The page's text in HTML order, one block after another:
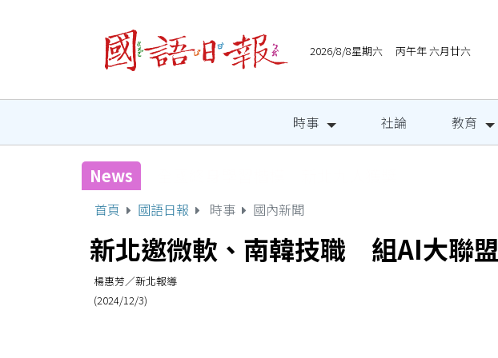
2026/8/8星期六 丙午年 六月廿六
時事 社論 教育
News
首頁 國語日報 時事 國內新聞
新北邀微軟、南韓技職 組AI大聯盟
楊惠芳／新北報導
(2024/12/3)